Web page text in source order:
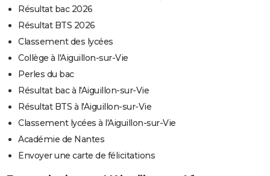
Résultat bac 2026
Résultat BTS 2026
Classement des lycées
Collège à l'Aiguillon-sur-Vie
Perles du bac
Résultat bac à l'Aiguillon-sur-Vie
Résultat BTS à l'Aiguillon-sur-Vie
Classement lycées à l'Aiguillon-sur-Vie
Académie de Nantes
Envoyer une carte de félicitations